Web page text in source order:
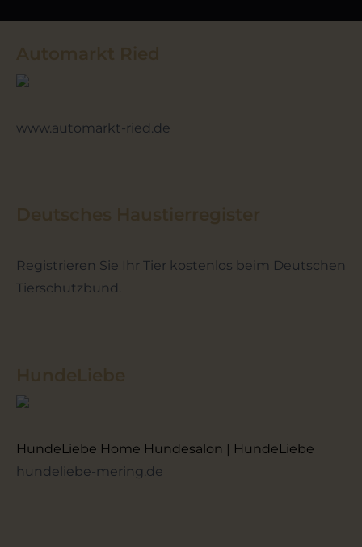
www.automarkt-ried.de
Registrieren Sie Ihr Tier kostenlos beim Deutschen
Tierschutzbund.
HundeLiebe Home Hundesalon | HundeLiebe
hundeliebe-mering.de